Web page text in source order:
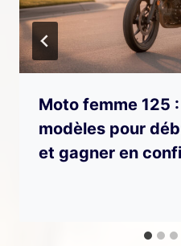
Moto femme 125
modèles pour
et gagner en